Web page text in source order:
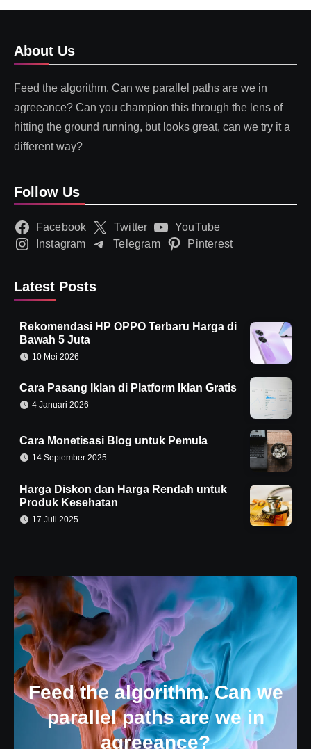
About Us
Feed the algorithm. Can we parallel paths are we in
agreeance? Can you champion this through the lens of
hitting the ground running, but looks great, can we try it a
different way?
Follow Us
Facebook Twitter
YouTube
Instagram
Telegram Pinterest
Latest Posts
Rekomendasi HP OPPO Terbaru Harga di
Bawah 5 Juta
10 Mei 2026
Cara Pasang Iklan di Platform Iklan Gratis
4 Januari 2026
Cara Monetisasi Blog untuk Pemula
14 September 2025
Harga Diskon dan Harga Rendah untuk
Produk Kesehatan
17 Juli 2025
Feed the algorithm. Can we
parallel paths are we in
agreeance?